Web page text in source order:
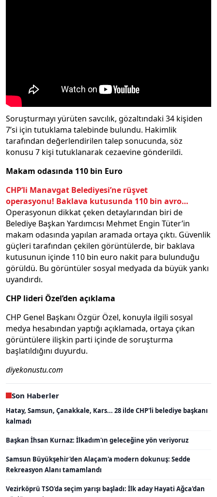
Soruşturmayı yürüten savcılık, gözaltındaki 34 kişiden
7’si için tutuklama talebinde bulundu. Hakimlik
tarafından değerlendirilen talep sonucunda, söz
konusu 7 kişi tutuklanarak cezaevine gönderildi.
Makam odasında 110 bin Euro
CHP’li Manavgat Belediyesi’ne rüşvet
operasyonu! Baklava kutusunda 110 bin avro…
Operasyonun dikkat çeken detaylarından biri de
Belediye Başkan Yardımcısı Mehmet Engin Tüter’in
makam odasında yapılan aramada ortaya çıktı. Güvenlik
güçleri tarafından çekilen görüntülerde, bir baklava
kutusunun içinde 110 bin euro nakit para bulunduğu
görüldü. Bu görüntüler sosyal medyada da büyük yankı
uyandırdı.
CHP lideri Özel’den açıklama
CHP Genel Başkanı Özgür Özel, konuyla ilgili sosyal
medya hesabından yaptığı açıklamada, ortaya çıkan
görüntülere ilişkin parti içinde de soruşturma
başlatıldığını duyurdu.
diyekonustu.com
Son Haberler
Hatay, Samsun, Çanakkale, Kars... 28 ilde CHP'li belediye başkanı
kalmadı
Başkan İhsan Kurnaz: İlkadım'ın geleceğine yön veriyoruz
Samsun Büyükşehir'den Alaçam'a modern dokunuş: Sedde
Rekreasyon Alanı tamamlandı
Vezirköprü TSO'da seçim yarışı başladı: İlk aday Hayati Ağca'dan